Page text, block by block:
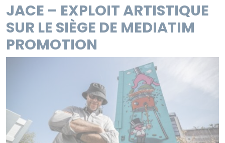
JACE – EXPLOIT ARTISTIQUE
SUR LE SIÈGE DE MEDIATIM
PROMOTION